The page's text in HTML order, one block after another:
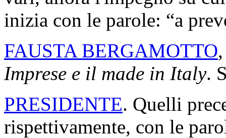
inizia con le parole: “a
FAUSTA BERGAMOTTO,
Imprese e il made in Italy.
PRESIDENTE. Quelli
rispettivamente, con le